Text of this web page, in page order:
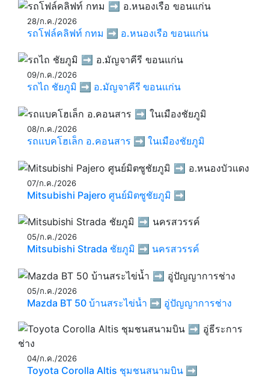
28/ก.ค./2026
รถโฟล์คลิฟท์ กทม ➡️ อ.หนองเรือ ขอนแก่น
09/ก.ค./2026
รถไถ ชัยภูมิ ➡️ อ.มัญจาคีรี ขอนแก่น
08/ก.ค./2026
รถแบคโฮเล็ก อ.คอนสาร ➡️ ในเมืองชัยภูมิ
07/ก.ค./2026
Mitsubishi Pajero ศูนย์มิตซูชัยภูมิ ➡️
05/ก.ค./2026
Mitsubishi Strada ชัยภูมิ ➡️ นครสวรรค์
05/ก.ค./2026
Mazda BT 50 บ้านสระไข่น้ำ ➡️ อู่ปัญญาการช่าง
04/ก.ค./2026
Toyota Corolla Altis ชุมชนสนามบิน ➡️